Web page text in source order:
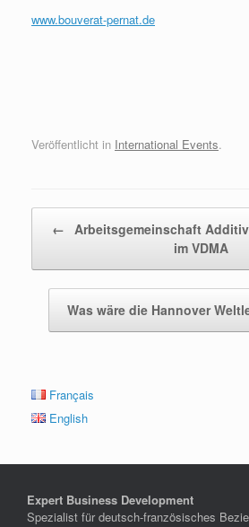
www.bouverat-pernat.de
Veröffentlicht in International Events.
← Arbeitsgemeinschaft
im VDMA
Was wäre die Hannover
Français
English
Expert Business Development
Spezialist für deutsch-französisches